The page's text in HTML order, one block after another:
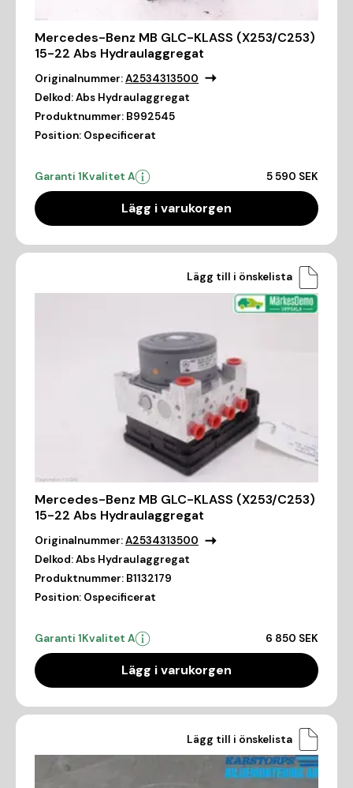
Mercedes-Benz MB GLC-KLASS (X253/C253)
15-22 Abs Hydraulaggregat
Originalnummer:A2534313500
Delkod:Abs Hydraulaggregat
Produktnummer: B992545
Position: Ospecificerat
Garanti 1Kvalitet A 5 590 SEK
Lägg i varukorgen
Lägg till i önskelista
Mercedes-Benz MB GLC-KLASS (X253/C253)
15-22 Abs Hydraulaggregat
Originalnummer:A2534313500
Delkod:Abs Hydraulaggregat
Produktnummer: B1132179
Position: Ospecificerat
Garanti 1Kvalitet A 6 850 SEK
Lägg i varukorgen
Lägg till i önskelista